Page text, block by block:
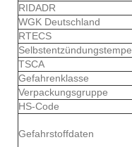
RIDADR
WGK Deutschland
RTECS
TSCA
Gefahrenklasse
Verpackungsgruppe
HS-Code
Gefahrstoffdaten